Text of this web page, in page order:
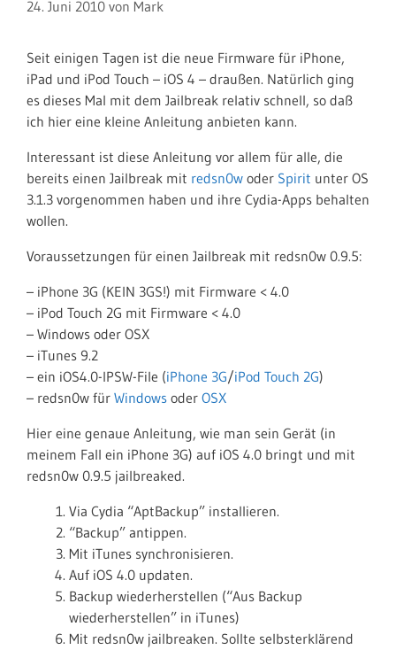
24. Juni 2010 von Mark
Seit einigen Tagen ist die neue Firmware für iPhone,
iPad und iPod Touch – iOS 4 – draußen. Natürlich ging
es dieses Mal mit dem Jailbreak relativ schnell, so daß
ich hier eine kleine Anleitung anbieten kann.
Interessant ist diese Anleitung vor allem für alle, die
bereits einen Jailbreak mit redsn0w oder Spirit unter OS
3.1.3 vorgenommen haben und ihre Cydia-Apps behalten
wollen.
Voraussetzungen für einen Jailbreak mit redsn0w 0.9.5:
– iPhone 3G (KEIN 3GS!) mit Firmware < 4.0
– iPod Touch 2G mit Firmware < 4.0
– Windows oder OSX
– iTunes 9.2
– ein iOS4.0-IPSW-File (iPhone 3G/iPod Touch 2G)
– redsn0w für Windows oder OSX
Hier eine genaue Anleitung, wie man sein Gerät (in
meinem Fall ein iPhone 3G) auf iOS 4.0 bringt und mit
redsn0w 0.9.5 jailbreaked.
Via Cydia “AptBackup” installieren.
“Backup” antippen.
Mit iTunes synchronisieren.
Auf iOS 4.0 updaten.
Backup wiederherstellen (“Aus Backup
wiederherstellen” in iTunes)
Mit redsn0w jailbreaken. Sollte selbsterklärend